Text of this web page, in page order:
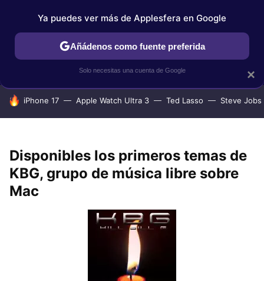
IPHONE TUTORIALES APPLESFERA SELECCIÓN
HOY SE HABLA DE
iPhone 17 Apple Watch Ultra 3 Ted Lasso Steve Jobs
Disponibles los primeros temas de
KBG, grupo de música libre sobre
Mac
×
Ya puedes ver más de Applesfera en Google
Añádenos como fuente preferida
Solo necesitas una cuenta de Google